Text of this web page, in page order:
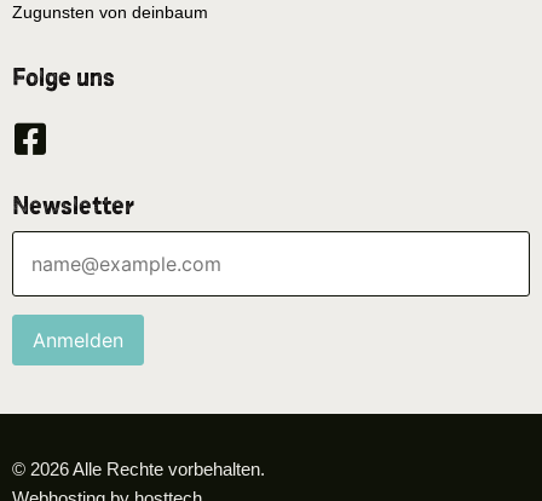
Zugunsten von deinbaum
Folge uns
Newsletter
Anmelden
© 2026 Alle Rechte vorbehalten.